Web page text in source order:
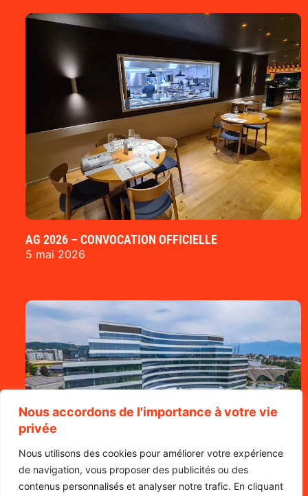
Nous accordons de l'importance à votre vie
privée
Nous utilisons des cookies pour améliorer votre expérience
de navigation, vous proposer des publicités ou des
contenus personnalisés et analyser notre trafic. En cliquant
AG 2026 – CONVOCATION OFFICIELLE
5 mai 2026